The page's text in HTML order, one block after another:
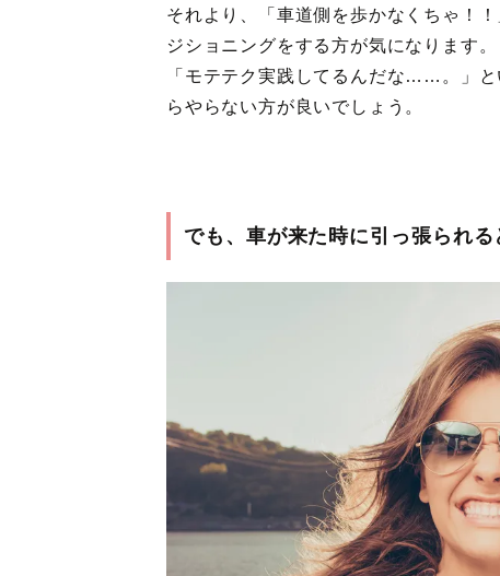
それより、「車道側を歩かなくちゃ！
ジショニングをする方が気になります。
「モテテク実践してるんだな……。」
らやらない方が良いでしょう。
でも、車が来た時に引っ張られ